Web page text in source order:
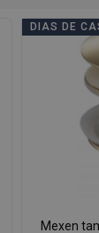
DIAS DE
Mexen